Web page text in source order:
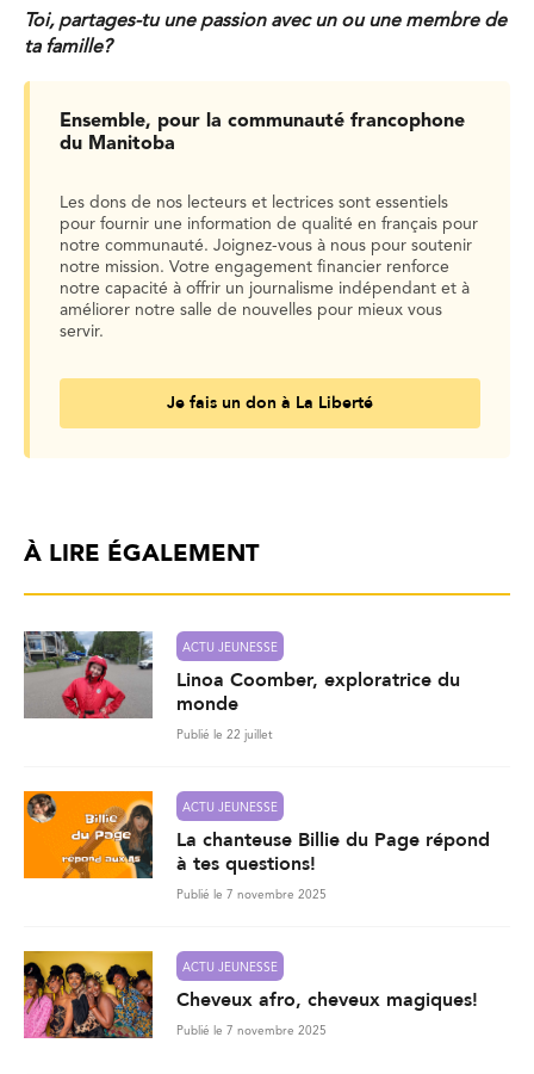
Toi, partages-tu une passion avec un ou une membre de
ta famille?
Ensemble, pour la communauté francophone
du Manitoba
Les dons de nos lecteurs et lectrices sont essentiels
pour fournir une information de qualité en français pour
notre communauté. Joignez-vous à nous pour soutenir
notre mission. Votre engagement financier renforce
notre capacité à offrir un journalisme indépendant et à
améliorer notre salle de nouvelles pour mieux vous
servir.
Je fais un don à La Liberté
À LIRE ÉGALEMENT
ACTU JEUNESSE
Linoa Coomber, exploratrice du
monde
Publié le 22 juillet
ACTU JEUNESSE
La chanteuse Billie du Page répond
à tes questions!
Publié le 7 novembre 2025
ACTU JEUNESSE
Cheveux afro, cheveux magiques!
Publié le 7 novembre 2025